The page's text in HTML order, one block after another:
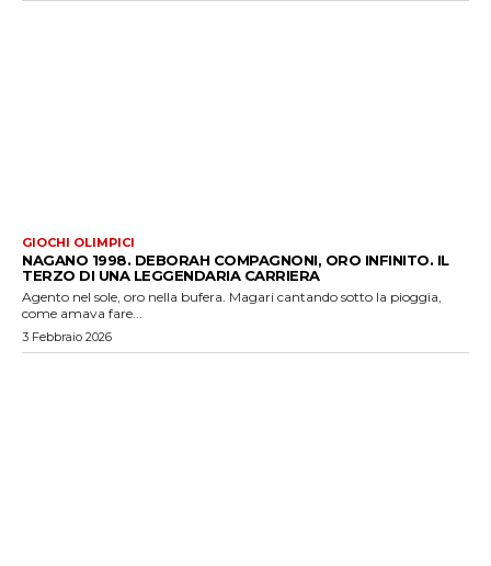
GIOCHI OLIMPICI
NAGANO 1998. DEBORAH COMPAGNONI, ORO INFINITO. IL
TERZO DI UNA LEGGENDARIA CARRIERA
Agento nel sole, oro nella bufera. Magari cantando sotto la pioggia,
come amava fare...
3 Febbraio 2026